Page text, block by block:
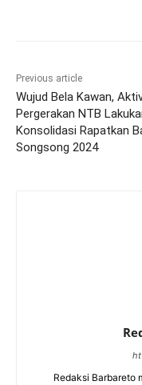
Previous article
Wujud Bela Kawan,
Pergerakan NTB
Konsolidasi Rapatkan
Songsong 2024
Redaksi Barbareto